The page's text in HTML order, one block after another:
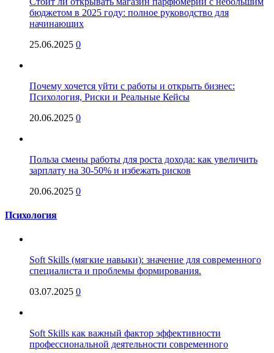
бюджетом в 2025 году: полное руководство для
начинающих
25.06.2025 0
Почему хочется уйти с работы и открыть бизнес:
Психология, Риски и Реальные Кейсы
20.06.2025 0
Польза смены работы для роста дохода: как увеличить
зарплату на 30-50% и избежать рисков
20.06.2025 0
Психология
Soft Skills (мягкие навыки): значение для современного
специалиста и проблемы формирования.
03.07.2025 0
Soft Skills как важный фактор эффективности
профессиональной деятельности современного